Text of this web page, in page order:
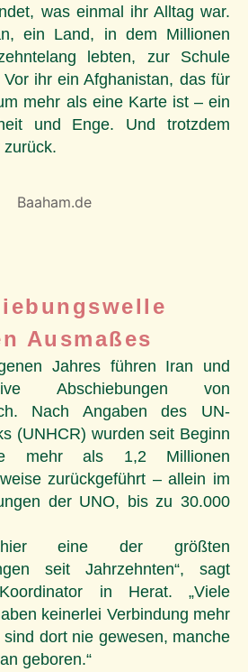
was einmal ihr Alltag war.
ein Land, in dem Millionen
lebten, zur Schule
ihr ein Afghanistan, das für
mehr als eine Karte ist – ein
und Enge. Und trotzdem
zurück.
Ausmaßes
Jahres führen Iran und
Abschiebungen von
Nach Angaben des UN-
(UNHCR) wurden seit Beginn
mehr als 1,2 Millionen
zurückgeführt – allein im
der UNO, bis zu 30.000
eine der größten
seit Jahrzehnten“, sagt
in Herat. „Viele
keinerlei Verbindung mehr
dort nie gewesen, manche
geboren.“